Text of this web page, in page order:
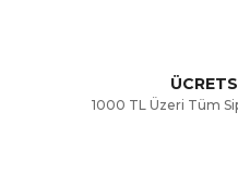
1000 TL Üzeri Tüm